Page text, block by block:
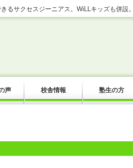
るサクセスジーニアス。WiLLキッズも併設
声 校舎情報 塾生の方